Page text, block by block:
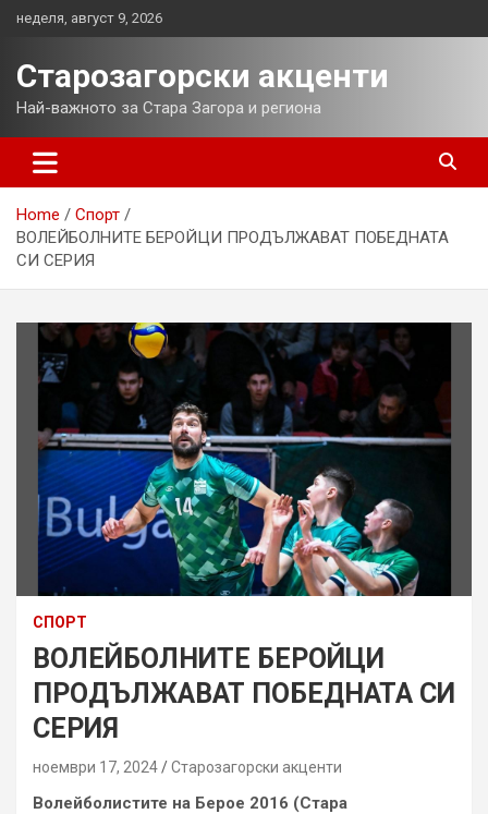
неделя, август 9, 2026
Старозагорски акценти
Най-важното за Стара Загора и региона
Home
Спорт
ВОЛЕЙБОЛНИТЕ БЕРОЙЦИ ПРОДЪЛЖАВАТ ПОБЕДНАТА
СИ СЕРИЯ
СПОРТ
ВОЛЕЙБОЛНИТЕ БЕРОЙЦИ
ПРОДЪЛЖАВАТ ПОБЕДНАТА СИ
СЕРИЯ
ноември 17, 2024 Старозагорски акценти
Волейболистите на Берое 2016 (Стара